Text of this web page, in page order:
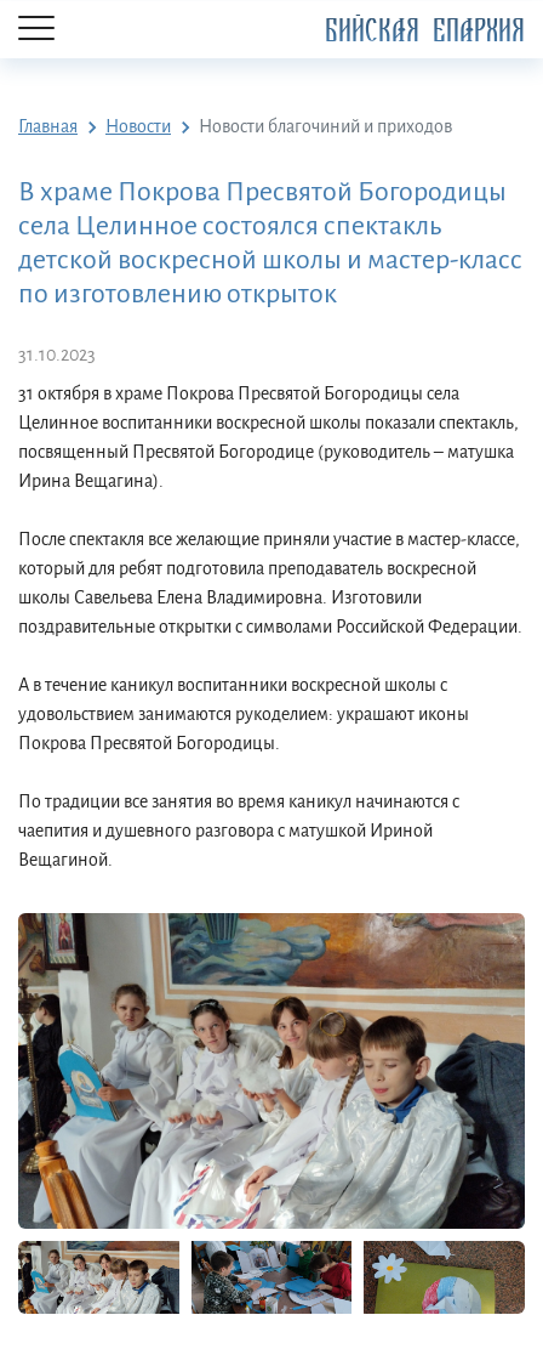
БИЙСКАЯ ЕПАРХИЯ
Главная Новости Новости благочиний и приходов
В храме Покрова Пресвятой Богородицы
села Целинное состоялся спектакль
детской воскресной школы и мастер-класс
по изготовлению открыток
31.10.2023
31 октября в храме Покрова Пресвятой Богородицы села
Целинное воспитанники воскресной школы показали спектакль,
посвященный Пресвятой Богородице (руководитель – матушка
Ирина Вещагина).
После спектакля все желающие приняли участие в мастер-классе,
который для ребят подготовила преподаватель воскресной
школы Савельева Елена Владимировна. Изготовили
поздравительные открытки с символами Российской Федерации.
А в течение каникул воспитанники воскресной школы с
удовольствием занимаются рукоделием: украшают иконы
Покрова Пресвятой Богородицы.
По традиции все занятия во время каникул начинаются с
чаепития и душевного разговора с матушкой Ириной
Вещагиной.